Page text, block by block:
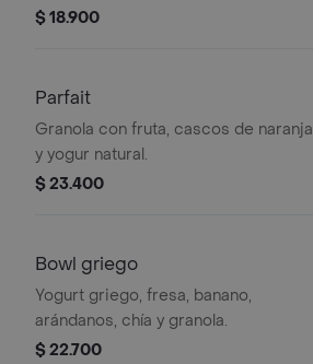
helado.
$ 18.900
Parfait
Granola con fruta, cascos de naranja
y yogur natural.
$ 23.400
Bowl griego
Yogurt griego, fresa, banano,
arándanos, chía y granola.
$ 22.700